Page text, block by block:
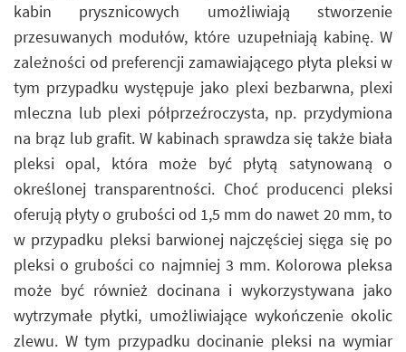
kabin prysznicowych umożliwiają stworzenie
przesuwanych modułów, które uzupełniają kabinę. W
zależności od preferencji zamawiającego płyta pleksi w
tym przypadku występuje jako plexi bezbarwna, plexi
mleczna lub plexi półprzeźroczysta, np. przydymiona
na brąz lub grafit. W kabinach sprawdza się także biała
pleksi opal, która może być płytą satynowaną o
określonej transparentności. Choć producenci pleksi
oferują płyty o grubości od 1,5 mm do nawet 20 mm, to
w przypadku pleksi barwionej najczęściej sięga się po
pleksi o grubości co najmniej 3 mm. Kolorowa pleksa
może być również docinana i wykorzystywana jako
wytrzymałe płytki, umożliwiające wykończenie okolic
zlewu. W tym przypadku docinanie pleksi na wymiar